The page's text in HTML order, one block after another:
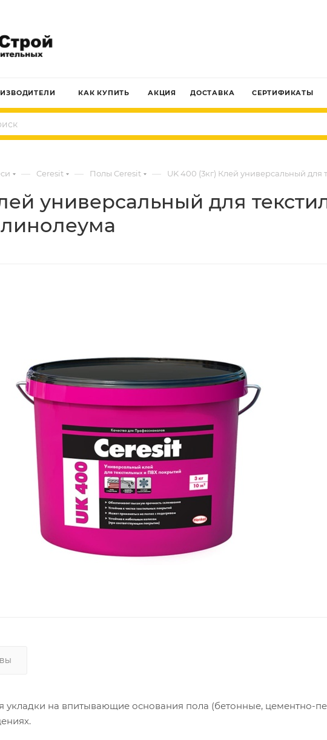
КАК КУПИТЬ АКЦИЯ ДОСТАВКА СЕРТИФИКАТЫ
— Ceresit — Полы Ceresit — UK 400 (3кг) Клей универсальный
универсальный для
укладки на впитывающие основания пола (бетонные, цементно-